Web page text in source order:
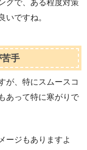
グで、ある程度対策
いですね。
手
が、特にスムースコ
あって特に寒がりで
ージもありますよ